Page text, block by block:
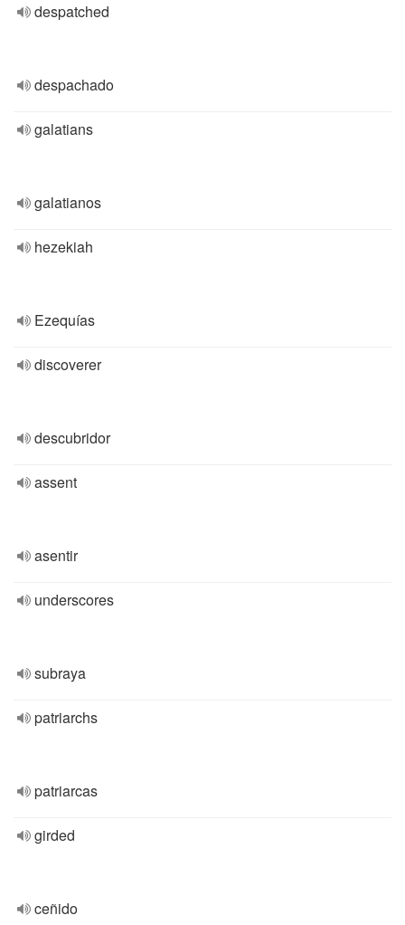
despatched
despachado
galatians
galatianos
hezekiah
Ezequías
discoverer
descubridor
assent
asentir
underscores
subraya
patriarchs
patriarcas
girded
ceñido